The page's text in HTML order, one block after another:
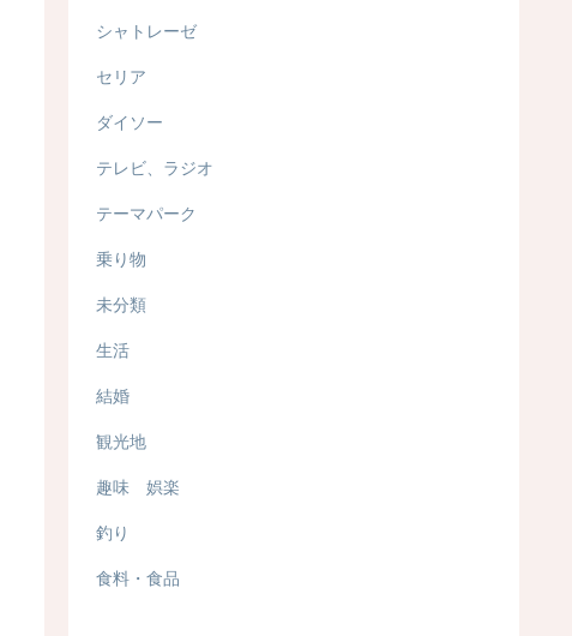
シャトレーゼ
セリア
ダイソー
テレビ、ラジオ
テーマパーク
乗り物
未分類
生活
結婚
観光地
趣味 娯楽
釣り
食料・食品